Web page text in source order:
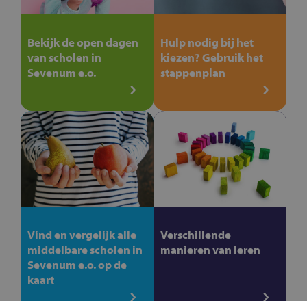
Bekijk de open dagen
van scholen in
Sevenum e.o.
Hulp nodig bij het
kiezen? Gebruik het
stappenplan
Vind en vergelijk alle
middelbare scholen in
Sevenum e.o. op de
kaart
Verschillende
manieren van leren